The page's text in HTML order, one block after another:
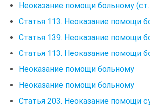
Неоказание помощи больному
Статья 113. Неоказание помощи
Статья 139. Неоказание помощи
Статья 113. Неоказание помощи
Неоказание помощи больному
Неоказание помощи больному
Статья 203. Неоказание помощи